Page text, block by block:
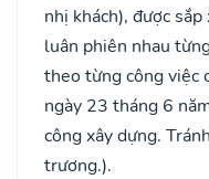
nhị khách), được
luân phiên nhau
theo từng công việc
ngày 23 tháng 6
công xây dựng.
trương.).